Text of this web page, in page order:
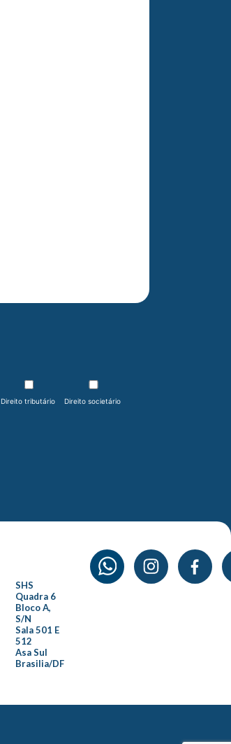
Direito tributário Direito societário
SHS
Quadra 6
Bloco A,
S/N
Sala 501 E
512
Asa Sul
Brasilia/DF